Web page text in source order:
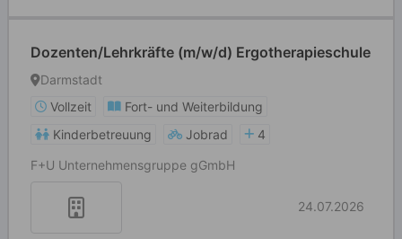
Dozenten/Lehrkräfte (m/w/d) Ergotherapieschule
Darmstadt
Vollzeit
Fort- und Weiterbildung
Kinderbetreuung
Jobrad
4
F+U Unternehmensgruppe gGmbH
24.07.2026